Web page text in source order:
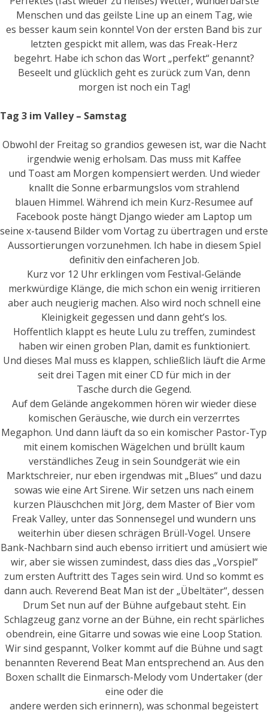
Menschen und das geilste Line up an einem Tag, wie
es besser kaum sein konnte! Von der ersten Band bis zur
letzten gespickt mit allem, was das Freak-Herz
begehrt. Habe ich schon das Wort „perfekt“ genannt?
Beseelt und glücklich geht es zurück zum Van, denn
morgen ist noch ein Tag!
Tag 3 im Valley – Samstag
Obwohl der Freitag so grandios gewesen ist, war die Nacht
irgendwie wenig erholsam. Das muss mit Kaffee
und Toast am Morgen kompensiert werden. Und wieder
knallt die Sonne erbarmungslos vom strahlend
blauen Himmel. Während ich mein Kurz-Resumee auf
Facebook poste hängt Django wieder am Laptop um
seine x-tausend Bilder vom Vortag zu übertragen und erste
Aussortierungen vorzunehmen. Ich habe in diesem Spiel
definitiv den einfacheren Job.
Kurz vor 12 Uhr erklingen vom Festival-Gelände
merkwürdige Klänge, die mich schon ein wenig irritieren
aber auch neugierig machen. Also wird noch schnell eine
Kleinigkeit gegessen und dann geht’s los.
Hoffentlich klappt es heute Lulu zu treffen, zumindest
haben wir einen groben Plan, damit es funktioniert.
Und dieses Mal muss es klappen, schließlich läuft die Arme
seit drei Tagen mit einer CD für mich in der
Tasche durch die Gegend.
Auf dem Gelände angekommen hören wir wieder diese
komischen Geräusche, wie durch ein verzerrtes
Megaphon. Und dann läuft da so ein komischer Pastor-Typ
mit einem komischen Wägelchen und brüllt kaum
verständliches Zeug in sein Soundgerät wie ein
Marktschreier, nur eben irgendwas mit „Blues“ und dazu
sowas wie eine Art Sirene. Wir setzen uns nach einem
kurzen Pläuschchen mit Jörg, dem Master of Bier vom
Freak Valley, unter das Sonnensegel und wundern uns
weiterhin über diesen schrägen Brüll-Vogel. Unsere
Bank-Nachbarn sind auch ebenso irritiert und amüsiert wie
wir, aber sie wissen zumindest, dass dies das „Vorspiel“
zum ersten Auftritt des Tages sein wird. Und so kommt es
dann auch. Reverend Beat Man ist der „Übeltäter“, dessen
Drum Set nun auf der Bühne aufgebaut steht. Ein
Schlagzeug ganz vorne an der Bühne, ein recht spärliches
obendrein, eine Gitarre und sowas wie eine Loop Station.
Wir sind gespannt, Volker kommt auf die Bühne und sagt
benannten Reverend Beat Man entsprechend an. Aus den
Boxen schallt die Einmarsch-Melody vom Undertaker (der
eine oder die
andere werden sich erinnern), was schonmal begeistert